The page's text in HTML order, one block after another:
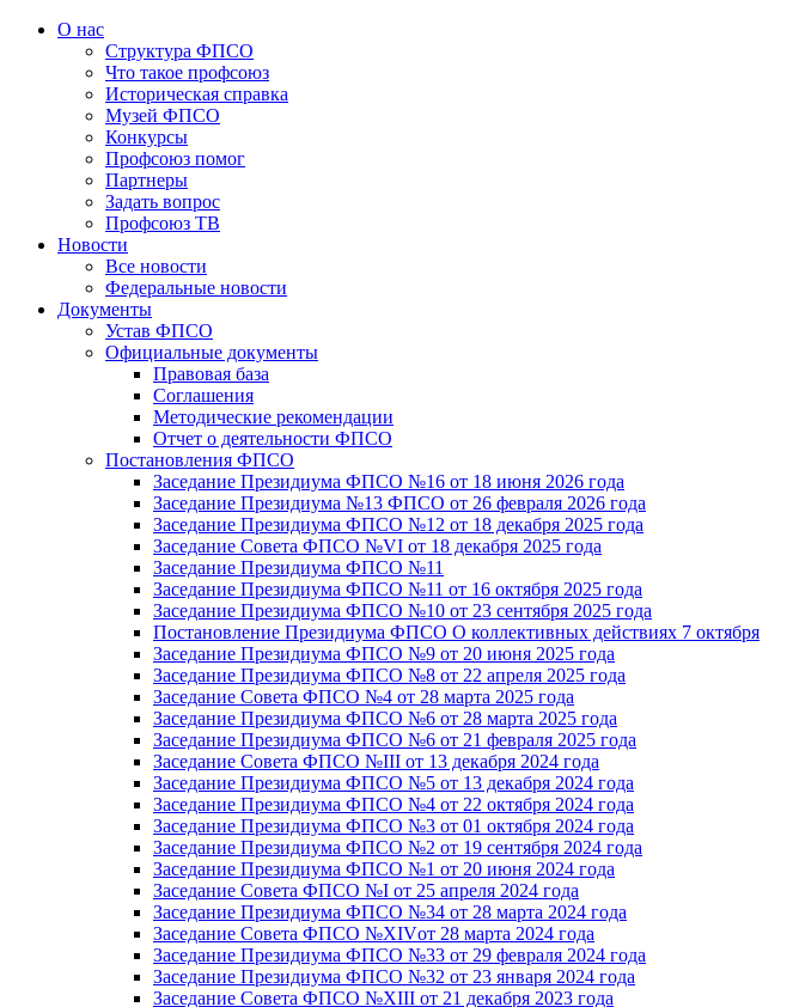
О нас
Структура ФПСО
Что такое профсоюз
Историческая справка
Музей ФПСО
Конкурсы
Профсоюз помог
Партнеры
Задать вопрос
Профсоюз ТВ
Новости
Все новости
Федеральные новости
Документы
Устав ФПСО
Официальные документы
Правовая база
Соглашения
Методические рекомендации
Отчет о деятельности ФПСО
Постановления ФПСО
Заседание Президиума ФПСО №16 от 18 июня 2026 года
Заседание Президиума №13 ФПСО от 26 февраля 2026 года
Заседание Президиума ФПСО №12 от 18 декабря 2025 года
Заседание Совета ФПСО №VI от 18 декабря 2025 года
Заседание Президиума ФПСО №11
Заседание Президиума ФПСО №11 от 16 октября 2025 года
Заседание Президиума ФПСО №10 от 23 сентября 2025 года
Постановление Президиума ФПСО О коллективных действиях 7 октября
Заседание Президиума ФПСО №9 от 20 июня 2025 года
Заседание Президиума ФПСО №8 от 22 апреля 2025 года
Заседание Совета ФПСО №4 от 28 марта 2025 года
Заседание Президиума ФПСО №6 от 28 марта 2025 года
Заседание Президиума ФПСО №6 от 21 февраля 2025 года
Заседание Совета ФПСО №III от 13 декабря 2024 года
Заседание Президиума ФПСО №5 от 13 декабря 2024 года
Заседание Президиума ФПСО №4 от 22 октября 2024 года
Заседание Президиума ФПСО №3 от 01 октября 2024 года
Заседание Президиума ФПСО №2 от 19 сентября 2024 года
Заседание Президиума ФПСО №1 от 20 июня 2024 года
Заседание Совета ФПСО №I от 25 апреля 2024 года
Заседание Президиума ФПСО №34 от 28 марта 2024 года
Заседание Совета ФПСО №XIVот 28 марта 2024 года
Заседание Президиума ФПСО №33 от 29 февраля 2024 года
Заседание Президиума ФПСО №32 от 23 января 2024 года
Заседание Совета ФПСО №XIII от 21 декабря 2023 года